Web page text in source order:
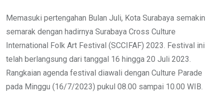
Memasuki pertengahan Bulan Juli, Kota Surabaya semakin
semarak dengan hadirnya Surabaya Cross Culture
International Folk Art Festival (SCCIFAF) 2023. Festival ini
telah berlangsung dari tanggal 16 hingga 20 Juli 2023.
Rangkaian agenda festival diawali dengan Culture Parade
pada Minggu (16/7/2023) pukul 08.00 sampai 10.00 WIB.